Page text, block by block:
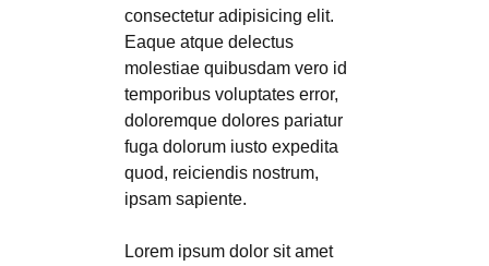
consectetur adipisicing elit.
Eaque atque delectus
molestiae quibusdam vero id
temporibus voluptates error,
doloremque dolores pariatur
fuga dolorum iusto expedita
quod, reiciendis nostrum,
ipsam sapiente.
Lorem ipsum dolor sit amet